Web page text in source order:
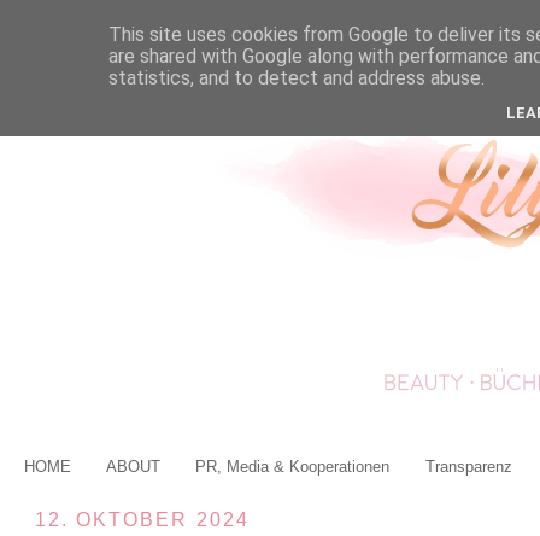
HOME ABOUT PR, Media & Kooperationen Transparenz
12. OKTOBER 2024
This site uses cookies from Google to deliver its
are shared with Google along with performance
statistics, and to detect and address abuse.